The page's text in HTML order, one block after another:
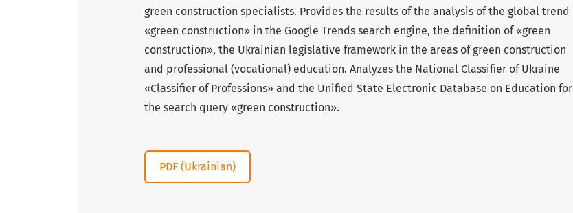
green construction specialists. Provides the results of the analysis of the global trend
«green construction» in the Google Trends search engine, the definition of «green
construction», the Ukrainian legislative framework in the areas of green construction
and professional (vocational) education. Analyzes the National Classifier of Ukraine
«Classifier of Professions» and the Unified State Electronic Database on Education for
the search query «green construction».
PDF (Ukrainian)